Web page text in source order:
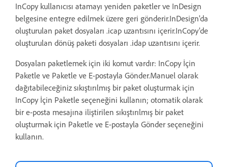
InCopy kullanıcısı atamayı yeniden paketler ve InDesign
belgesine entegre edilmek üzere geri gönderir.InDesign'da
oluşturulan paket dosyaları .icap uzantısını içerir.InCopy'de
oluşturulan dönüş paketi dosyaları .idap uzantısını içerir.
Dosyaları paketlemek için iki komut vardır: InCopy İçin
Paketle ve Paketle ve E-postayla Gönder.Manuel olarak
dağıtabileceğiniz sıkıştırılmış bir paket oluşturmak için
InCopy İçin Paketle seçeneğini kullanın; otomatik olarak
bir e-posta mesajına iliştirilen sıkıştırılmış bir paket
oluşturmak için Paketle ve E-postayla Gönder seçeneğini
kullanın.